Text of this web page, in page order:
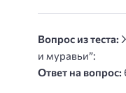
Вопрос из теста:
и муравьи”:
Ответ на вопрос: